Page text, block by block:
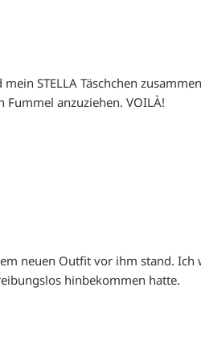
STELLA Täschchen
anzuziehen. VOILÀ!
neuen Outfit vor ihm stand. Ich
hinbekommen hatte.